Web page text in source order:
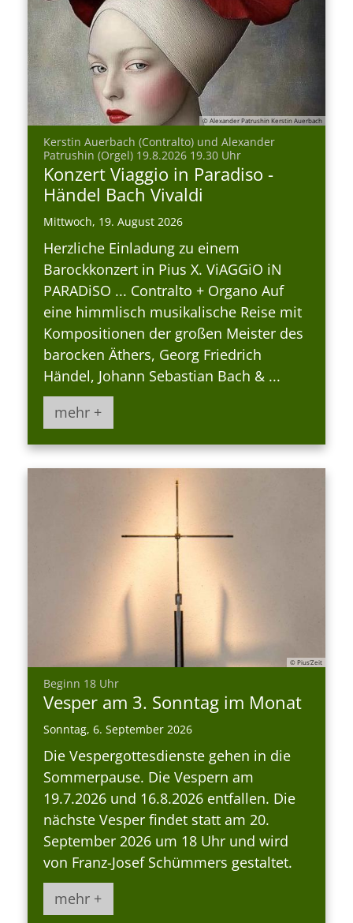
© Alexander Patrushin Kerstin Auerbach
Kerstin Auerbach (Contralto) und Alexander
Patrushin (Orgel) 19.8.2026 19.30 Uhr:
Konzert Viaggio in Paradiso -
Händel Bach Vivaldi
Mittwoch, 19. August 2026
Herzliche Einladung zu einem
Barockkonzert in Pius X. ViAGGiO iN
PARADiSO ... Contralto + Organo Auf
eine himmlisch musikalische Reise mit
Kompositionen der großen Meister des
barocken Äthers, Georg Friedrich
Händel, Johann Sebastian Bach & ...
mehr +
© Pius’Zeit
Beginn 18 Uhr:
Vesper am 3. Sonntag im Monat
Sonntag, 6. September 2026
Die Vespergottesdienste gehen in die
Sommerpause. Die Vespern am
19.7.2026 und 16.8.2026 entfallen. Die
nächste Vesper findet statt am 20.
September 2026 um 18 Uhr und wird
von Franz-Josef Schümmers gestaltet.
mehr +